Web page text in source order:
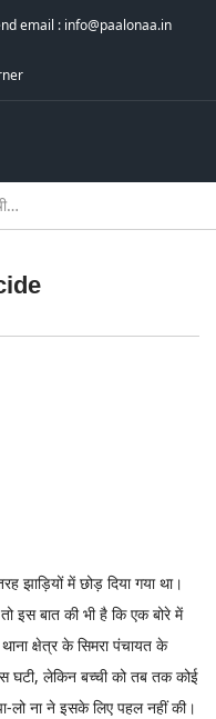
email : info@paalonaa.in
झाड़ियों में छोड़ दिया गया था।
इस बात की भी है कि एक बोरे में
क्षेत्र के सिमरा पंचायत के
घटी, लेकिन बच्ची को तब तक कोई
ना ने इसके लिए पहल नहीं की।